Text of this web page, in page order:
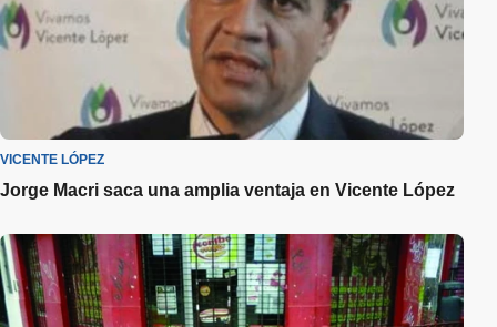
VICENTE LÓPEZ
Jorge Macri saca una amplia ventaja en Vicente López